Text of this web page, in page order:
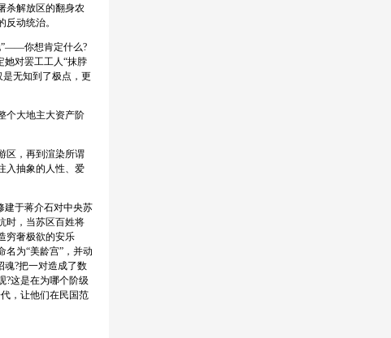
杀解放区的翻身农
动统治。
”——你想肯定什么?
她对罢工工人“抹脖
是无知到了极点，更
个大地主大资产阶
区，再到渲染所谓
入抽象的人性、爱
于蒋介石对中央苏
时，当苏区百姓将
穷奢极欲的安乐
名为“美龄宫”，并动
魂?把一对造成了数
?这是在为哪个阶级
，让他们在民国范